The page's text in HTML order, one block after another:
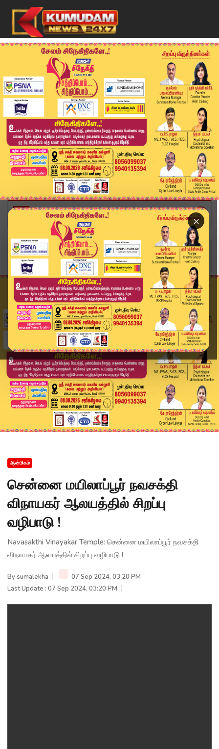
×
Home
ஆன்மிகம்
சென்னை மயிலாப்பூர் நவசக்தி விநாயகர் ஆலயத்தில் ச...
ஆன்மிகம்
சென்னை மயிலாப்பூர் நவசக்தி
விநாயகர் ஆலயத்தில் சிறப்பு
வழிபாடு !
Navasakthi Vinayakar Temple: சென்னை மயிலாப்பூர் நவசக்தி
விநாயகர் ஆலயத்தில் சிறப்பு வழிபாடு !
By sumalekha
07 Sep 2024, 03:20 PM
Last Update : 07 Sep 2024, 03:20 PM